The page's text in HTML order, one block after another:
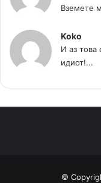
Вземете
Koko
И аз това
идиот!...
©